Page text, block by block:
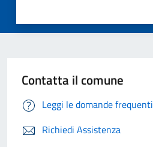
Contatta il comune
Leggi le domande frequenti
Richiedi Assistenza